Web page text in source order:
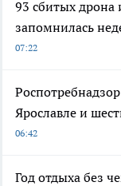
93 сбитых дрона
запомнилась
07:22
Ярославле и
06:42
Год отдыха без